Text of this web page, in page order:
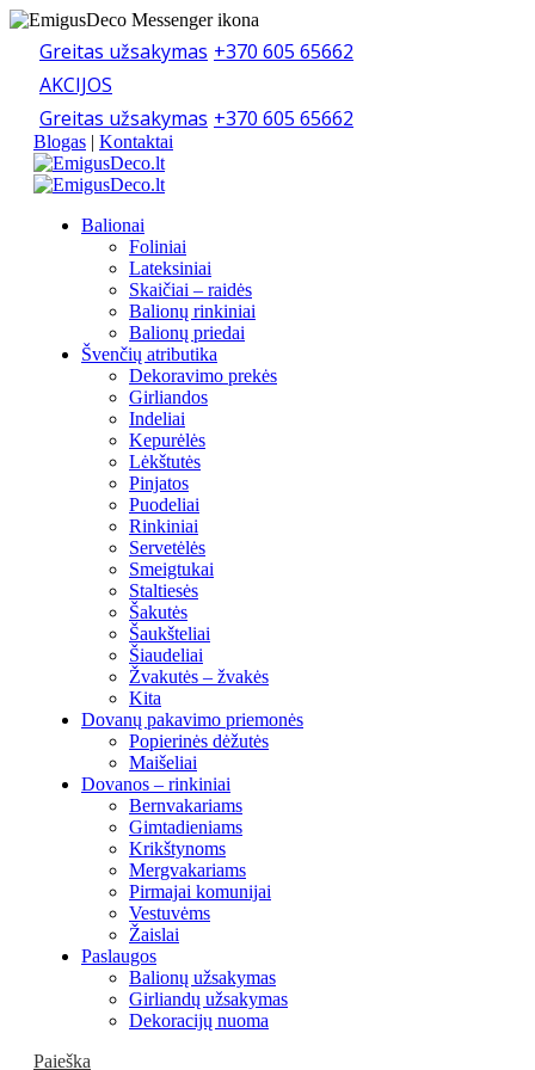
Greitas užsakymas +370 605 65662
AKCIJOS
Greitas užsakymas +370 605 65662
Blogas | Kontaktai
Balionai
Foliniai
Lateksiniai
Skaičiai – raidės
Balionų rinkiniai
Balionų priedai
Švenčių atributika
Dekoravimo prekės
Girliandos
Indeliai
Kepurėlės
Lėkštutės
Pinjatos
Puodeliai
Rinkiniai
Servetėlės
Smeigtukai
Staltiesės
Šakutės
Šaukšteliai
Šiaudeliai
Žvakutės – žvakės
Kita
Dovanų pakavimo priemonės
Popierinės dėžutės
Maišeliai
Dovanos – rinkiniai
Bernvakariams
Gimtadieniams
Krikštynoms
Mergvakariams
Pirmajai komunijai
Vestuvėms
Žaislai
Paslaugos
Balionų užsakymas
Girliandų užsakymas
Dekoracijų nuoma
Paieška